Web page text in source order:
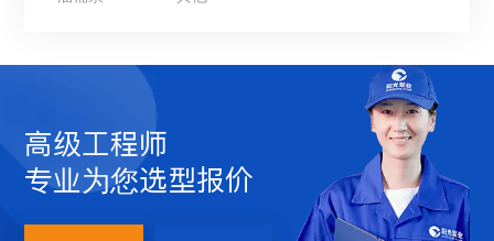
高级工程师
专业为您选型报价